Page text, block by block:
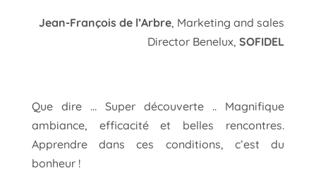
Jean-François de l’Arbre, Marketing and sales
Director Benelux,SOFIDEL
Que dire … Super découverte .. Magnifique
ambiance, efficacité et belles rencontres.
Apprendre dans ces conditions, c’est du
bonheur !